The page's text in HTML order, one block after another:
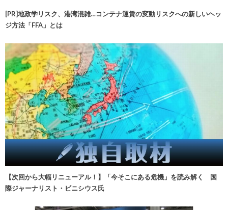
[PR]地政学リスク、港湾混雑…コンテナ運賃の変動リスクへの新しいヘッ
ジ方法「FFA」とは
【次回から大幅リニューアル！】「今そこにある危機」を読み解く 国
際ジャーナリスト・ビニシウス氏